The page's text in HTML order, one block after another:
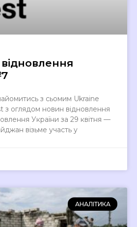
з сьомим Ukraine
з оглядом новин відновлення
України за 29 квітня —
візьме участь у
АНАЛІТИКА